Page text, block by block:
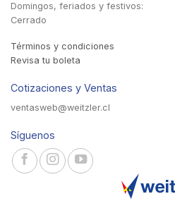
Domingos, feriados y festivos:
Cerrado
Términos y condiciones
Revisa tu boleta
Cotizaciones y Ventas
ventasweb@weitzler.cl
Síguenos